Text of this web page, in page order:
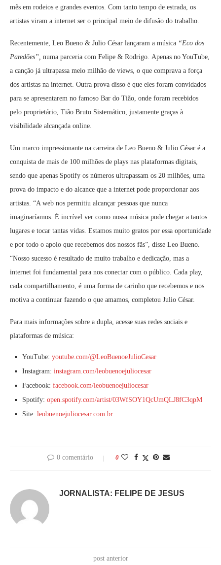
mês em rodeios e grandes eventos. Com tanto tempo de estrada, os
artistas viram a internet ser o principal meio de difusão do trabalho.
Recentemente, Leo Bueno & Julio César lançaram a música “Eco dos
Paredões”, numa parceria com Felipe & Rodrigo Apenas no YouTube,
a canção já ultrapassa meio milhão de views, o que comprava a força
dos artistas na internet. Outra prova disso é que eles foram convidados
para se apresentarem no famoso Bar do Tião, onde foram recebidos
pelo proprietário, Tião Bruto Sistemático, justamente graças à
visibilidade alcançada online.
Um marco impressionante na carreira de Leo Bueno & Julio César é a
conquista de mais de 100 milhões de plays nas plataformas digitais,
sendo que apenas Spotify os números ultrapassam os 20 milhões, uma
prova do impacto e do alcance que a internet pode proporcionar aos
artistas. “A web nos permitiu alcançar pessoas que nunca
imaginaríamos. É incrível ver como nossa música pode chegar a tantos
lugares e tocar tantas vidas. Estamos muito gratos por essa oportunidade
e por todo o apoio que recebemos dos nossos fãs”, disse Leo Bueno.
“Nosso sucesso é resultado de muito trabalho e dedicação, mas a
internet foi fundamental para nos conectar com o público. Cada play,
cada compartilhamento, é uma forma de carinho que recebemos e nos
motiva a continuar fazendo o que amamos, completou Julio César.
Para mais informações sobre a dupla, acesse suas redes sociais e
plataformas de música:
YouTube: youtube.com/@LeoBuenoeJulioCesar
Instagram: instagram.com/leobuenoejuliocesar
Facebook: facebook.com/leobuenoejuliocesar
Spotify: open.spotify.com/artist/03WfSOY1QcUmQLJ8fC3qpM
Site: leobuenoejuliocesar.com.br
0 comentário 0
JORNALISTA: FELIPE DE JESUS
post anterior